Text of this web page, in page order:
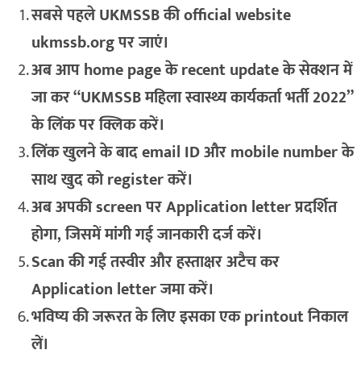
सबसे पहले UKMSSB की official website
ukmssb.org पर जाएं।
अब आप home page के recent update के सेक्शन में
जा कर “UKMSSB महिला स्वास्थ्य कार्यकर्ता भर्ती 2022”
के लिंक पर क्लिक करें।
लिंक खुलने के बाद email ID और mobile number के
साथ खुद को register करें।
अब अपकी screen पर Application letter प्रदर्शित
होगा, जिसमें मांगी गई जानकारी दर्ज करें।
Scan की गई तस्वीर और हस्ताक्षर अटैच कर
Application letter जमा करें।
भविष्य की जरूरत के लिए इसका एक printout निकाल
लें।